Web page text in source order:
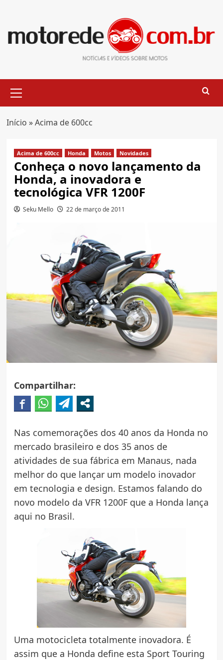
content
Menu
Início »Acima de 600cc
Acima de 600cc Honda Motos Novidades
Conheça o novo lançamento da
Honda, a inovadora e
tecnológica VFR 1200F
Seku Mello 22 de março de 2011
Compartilhar:
Nas comemorações dos 40 anos da Honda no
mercado brasileiro e dos 35 anos de
atividades de sua fábrica em Manaus, nada
melhor do que lançar um modelo inovador
em tecnologia e design. Estamos falando do
novo modelo da VFR 1200F que a Honda lança
aqui no Brasil.
Uma motocicleta totalmente inovadora. É
assim que a Honda define esta Sport Touring